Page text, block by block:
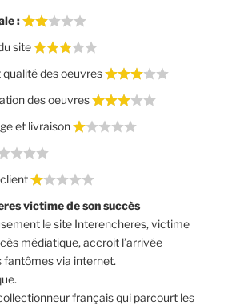
:
site
des oeuvres
des oeuvres
et livraison
victime de son succès
le site Interencheres, victime
médiatique, accroit l’arrivée
fantômes via internet.
français qui parcourt les